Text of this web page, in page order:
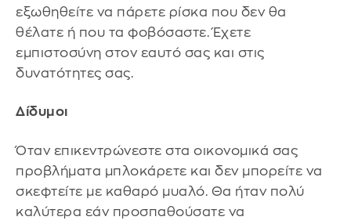
εξωθηθείτε να πάρετε ρίσκα που δεν θα
θέλατε ή που τα φοβόσαστε. Έχετε
εμπιστοσύνη στον εαυτό σας και στις
δυνατότητες σας.
Δίδυμοι
Όταν επικεντρώνεστε στα οικονομικά σας
προβλήματα μπλοκάρετε και δεν μπορείτε να
σκεφτείτε με καθαρό μυαλό. Θα ήταν πολύ
καλύτερα εάν προσπαθούσατε να